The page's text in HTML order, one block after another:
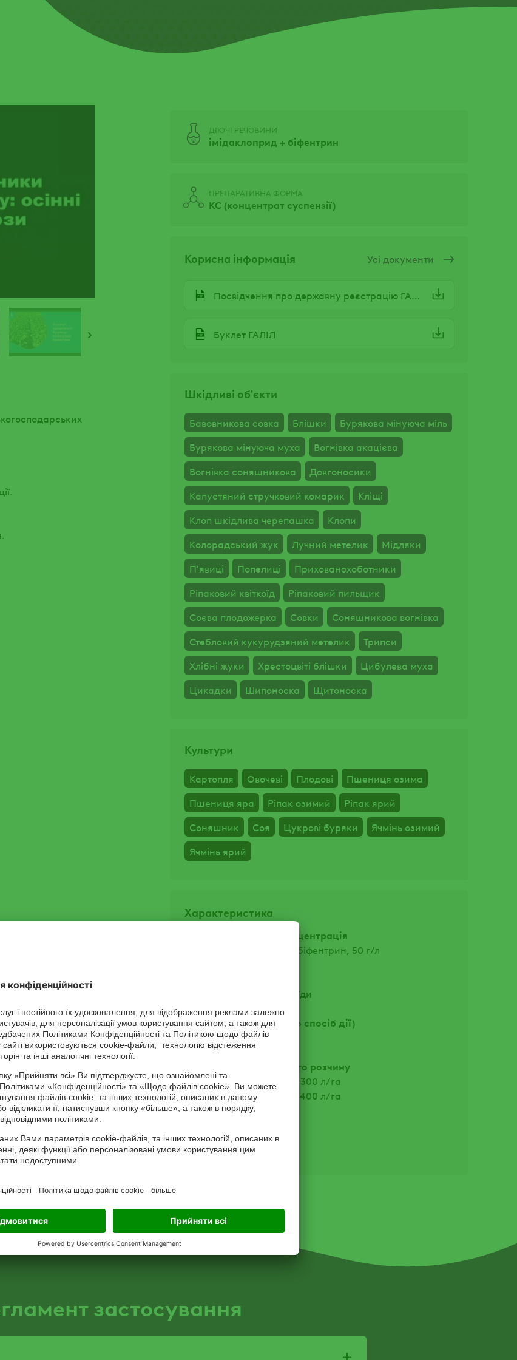
ДІЮЧІ РЕЧОВИНИ
імідаклоприд + біфентрин
ПРЕПАРАТИВНА ФОРМА
КС (концентрат суспензії)
Корисна інформація Усі документи
Посвідчення про державну реєстрацію ГАЛІЛ
Буклет ГАЛІЛ
Шкідливі об'єкти
Бавовникова совка Блішки
Бурякова мінуюча міль
Бурякова мінуюча муха
Вогнівка акацієва
Вогнівка соняшникова
Довгоносики
Капустяний стручковий комарик
Кліщі
Клоп шкідлива черепашка
Клопи
Колорадський жук
Лучний метелик
Мідляки
П'явиці
Попелиці
Прихованохоботники
Ріпаковий квіткоїд
Ріпаковий пильщик
Соєва плодожерка
Совки
Соняшникова вогнівка
Стебловий кукурудзяний метелик
Трипси
Хлібні жуки
Хрестоцвіті блішки
Цибулева муха
Цикадки
Шипоноска Щитоноска
Культури
Картопля Овочеві Плодові
Пшениця озима
Пшениця яра
Ріпак озимий
Ріпак ярий
Соняшник
Соя Цукрові буряки
Ячмінь озимий
Ячмінь ярий
Характеристика
Діюча речовина та концентрація
імідаклоприд, 250 г/л + біфентрин, 50 г/л
неонікотиноїди, піретроїди
Розподіл у рослині (або спосіб дії)
системний, контактний
Норма витрати робочого розчину
польові культури - 200 – 300 л/га
овочеві культури - 200 – 400 л/га
пластикова каністра 5 л
пластикова пляшка 1 л
застосування